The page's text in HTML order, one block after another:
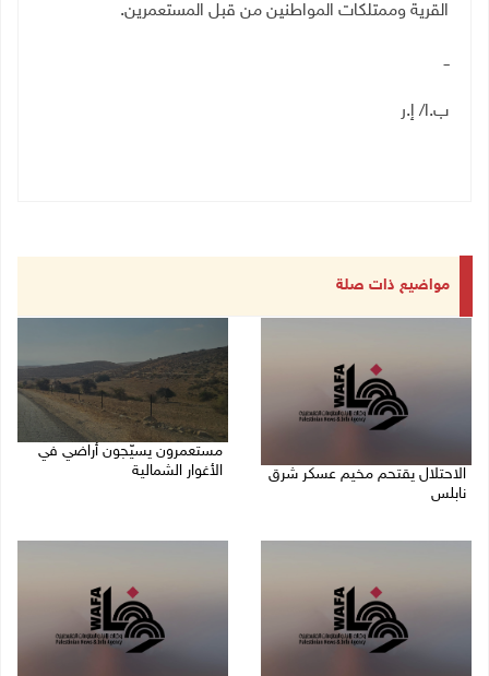
القرية وممتلكات المواطنين من قبل المستعمرين.
ــ
ب.ا/ إ.ر
مواضيع ذات صلة
الاحتلال يقتحم مخيم عسكر شرق
نابلس
مستعمرون يسيّجون أراضي في
الأغوار الشمالية